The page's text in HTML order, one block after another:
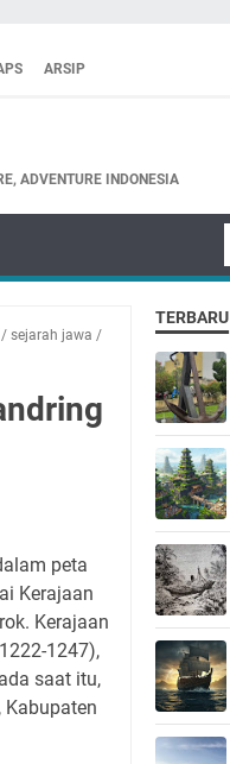
ARSIP
INDONESIA
/ sejarah jawa /
peta
Kerajaan
Kerajaan
1247),
saat itu,
TERBARU